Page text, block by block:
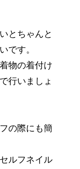
とちゃんと
です。
物の着付け
行いましょ
の際にも簡
ルフネイル